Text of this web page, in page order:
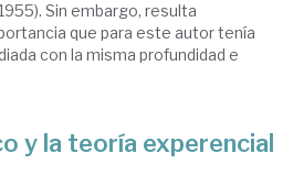
Sin embargo, resulta
que para este autor tenía
con la misma profundidad e
y la teoría experencial